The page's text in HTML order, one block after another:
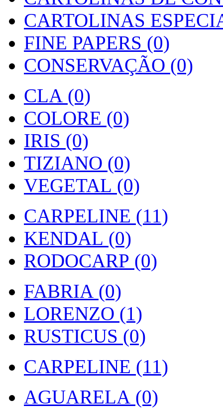
CARTOLINAS
FINE PAPERS (0)
CONSERVAÇÃO (0)
CLA (0)
COLORE (0)
IRIS (0)
TIZIANO (0)
VEGETAL (0)
CARPELINE (11)
KENDAL (0)
RODOCARP (0)
FABRIA (0)
LORENZO (1)
RUSTICUS (0)
CARPELINE (11)
AGUARELA (0)